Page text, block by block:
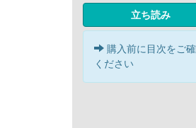
立ち読み
購入前に目次をご
ください